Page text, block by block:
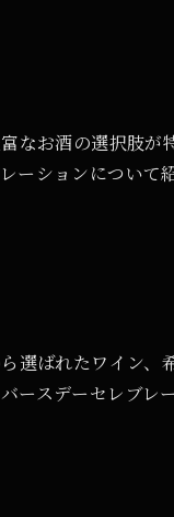
なお酒の選択肢が
ションについて紹
選ばれたワイン、
ースデーセレブレ